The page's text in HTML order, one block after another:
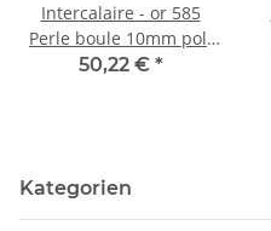
Intercalaire - or 585
Perle boule 10mm poli
/0101
50,22 € *
Kategorien